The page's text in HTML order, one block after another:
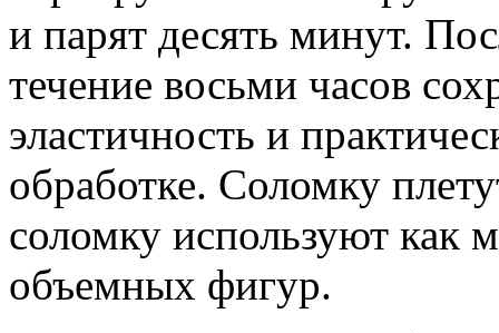
и парят десять минут.
течение восьми часов
эластичность и
обработке. Соломку
соломку используют как
объемных фигур.